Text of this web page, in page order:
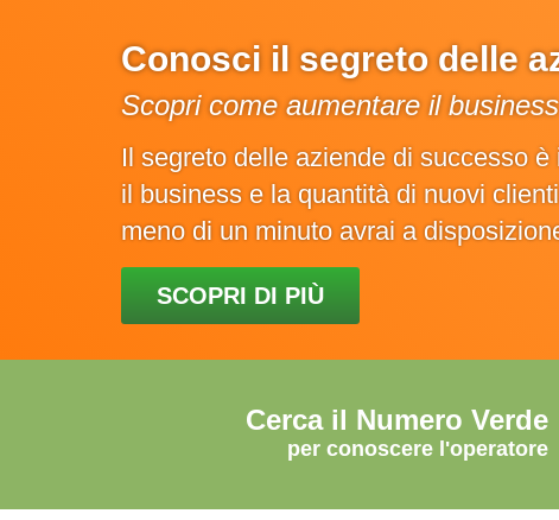
Conosci il segreto delle
Scopri come aumentare il
Il segreto delle aziende di successo
il business e la quantità di nuovi
meno di un minuto avrai a
SCOPRI DI PIÙ
Cerca il Numero Verde
per conoscere l'operatore